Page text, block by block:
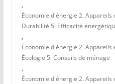
,
Économie d'énergie 2.
Durabilité 5. Efficacité
,
Économie d'énergie 2.
Écologie 5. Conseils de ménage
,
Économie d'énergie 2.